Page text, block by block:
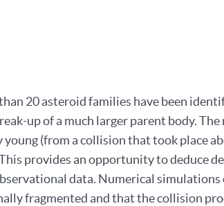
20 asteroid families have been
up of a much larger parent body.
(from a collision that took place
provides an opportunity to deduce
data. Numerical
fragmented and that the collision